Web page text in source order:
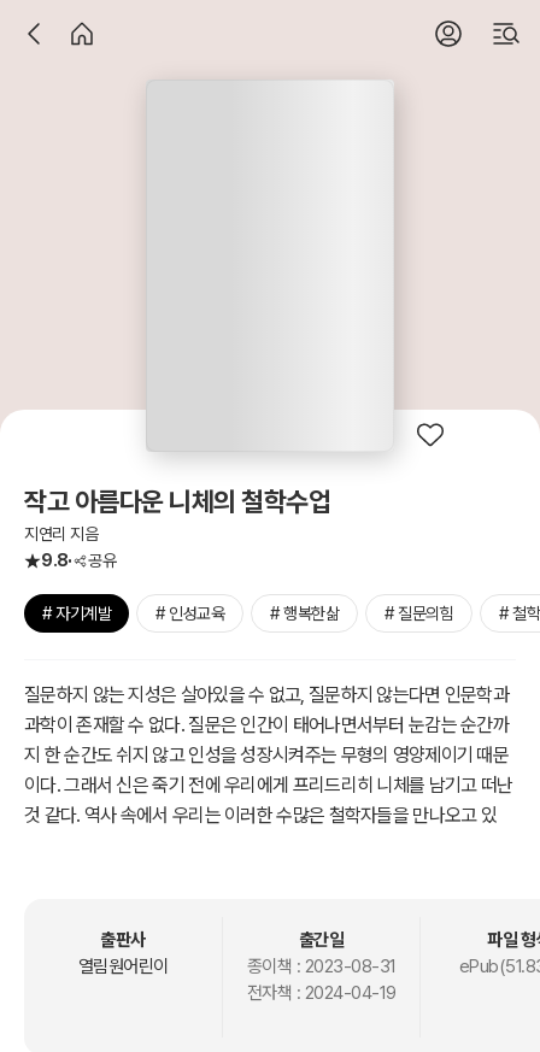
작고 아름다운 니체의 철학수업
지연리 지음
9.8
공유
# 자기계발 # 인성교육 # 행복한삶 # 질문의힘 # 철
질문하지 않는 지성은 살아있을 수 없고, 질문하지 않는다면 인문학과
과학이 존재할 수 없다. 질문은 인간이 태어나면서부터 눈감는 순간까
지 한 순간도 쉬지 않고 인성을 성장시켜주는 무형의 영양제이기 때문
이다. 그래서 신은 죽기 전에 우리에게 프리드리히 니체를 남기고 떠난
것 같다. 역사 속에서 우리는 이러한 수많은 철학자들을 만나오고 있
다리를 설계해주는 연금술사이다. 영원히 죽지 않는 불멸의 철학자들
은 이제 마법사 할아버지가 되어 우리의 순수했던 시절의 가방 속으로
초대장을 보내온다. 그 첫 번째 철학자, 니체 할아버지의 이야기에 귀
출판사
열림원어린이
출간일
종이책 : 2023-08-31
전자책 : 2024-04-19
파일 형